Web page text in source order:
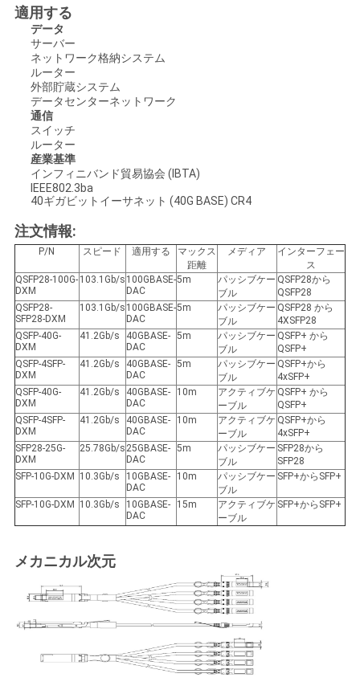
し
ラ
イ
バ
シ
ー
ポ
リ
シ
適用する
データ
サーバー
ネットワーク格納システム
ルーター
外部貯蔵システム
データセンターネットワーク
通信
スイッチ
ルーター
産業基準
インフィニバンド貿易協会 (IBTA)
IEEE802.3ba
40ギガビットイーサネット (40G BASE) CR4
注文情報:
P/N スピード 適用する
マックス
距離
メディア
インターフェー
ス
QSFP28-100G-
DXM
103.1Gb/s 100GBASE-
DAC
5m
パッシブケー
ブル
QSFP28から
QSFP28
QSFP28-
SFP28-DXM
103.1Gb/s 100GBASE-
DAC
5m
パッシブケー
ブル
QSFP28 から
4XSFP28
QSFP-40G-
DXM
41.2Gb/s
40GBASE-
DAC
5m
パッシブケー
ブル
QSFP+ から
QSFP+
QSFP-4SFP-
DXM
41.2Gb/s
40GBASE-
DAC
5m
パッシブケー
ブル
QSFP+から
4xSFP+
QSFP-40G-
DXM
41.2Gb/s
40GBASE-
DAC
10m
アクティブケ
ーブル
QSFP+ から
QSFP+
QSFP-4SFP-
DXM
41.2Gb/s
40GBASE-
DAC
10m
アクティブケ
ーブル
QSFP+から
4xSFP+
SFP28-25G-
DXM
25.78Gb/s 25GBASE-
DAC
5m
パッシブケー
ブル
SFP28から
SFP28
SFP-10G-DXM
10.3Gb/s
10GBASE-
DAC
10m
パッシブケー
ブル
SFP+からSFP+
SFP-10G-DXM 10.3Gb/s
10GBASE-
DAC
15m
アクティブケ
ーブル
SFP+からSFP+
メカニカル次元